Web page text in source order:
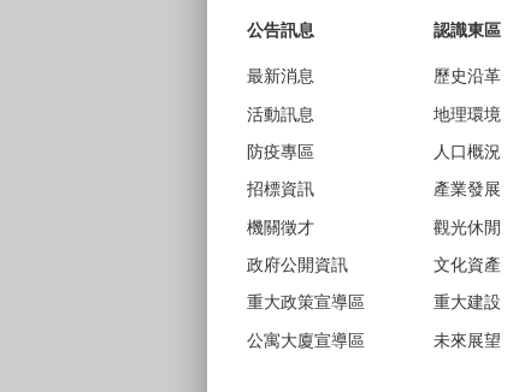
公告訊息
最新消息
活動訊息
防疫專區
招標資訊
機關徵才
政府公開資訊
重大政策宣導區
公寓大廈宣導區
認識東區
歷史沿革
地理環境
人口概況
產業發展
觀光休閒
文化資產
重大建設
未來展望